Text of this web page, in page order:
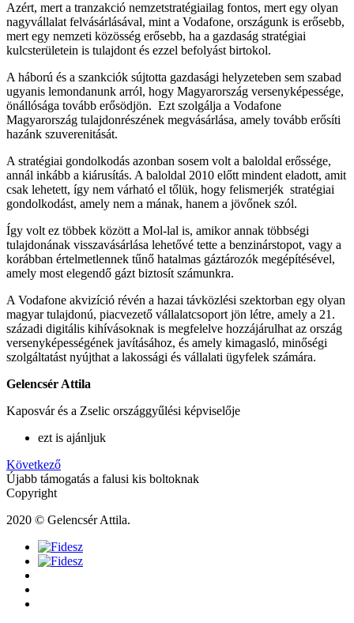
Azért, mert a tranzakció nemzetstratégiailag fontos, mert egy olyan
nagyvállalat felvásárlásával, mint a Vodafone, országunk is erősebb,
mert egy nemzeti közösség erősebb, ha a gazdaság stratégiai
kulcsterületein is tulajdont és ezzel befolyást birtokol.
A háború és a szankciók sújtotta gazdasági helyzeteben sem szabad
ugyanis lemondanunk arról, hogy Magyarország versenyképessége,
önállósága tovább erősödjön. Ezt szolgálja a Vodafone
Magyarország tulajdonrészének megvásárlása, amely tovább erősíti
hazánk szuverenitását.
A stratégiai gondolkodás azonban sosem volt a baloldal erőssége,
annál inkább a kiárusítás. A baloldal 2010 előtt mindent eladott, amit
csak lehetett, így nem várható el tőlük, hogy felismerjék stratégiai
gondolkodást, amely nem a mának, hanem a jövőnek szól.
Így volt ez többek között a Mol-lal is, amikor annak többségi
tulajdonának visszavásárlása lehetővé tette a benzinárstopot, vagy a
korábban értelmetlennek tűnő hatalmas gáztározók megépítésével,
amely most elegendő gázt biztosít számunkra.
A Vodafone akvizíció révén a hazai távközlési szektorban egy olyan
magyar tulajdonú, piacvezető vállalatcsoport jön létre, amely a 21.
századi digitális kihívásoknak is megfelelve hozzájárulhat az ország
versenyképességének javításához, és amely kimagasló, minőségi
szolgáltatást nyújthat a lakossági és vállalati ügyfelek számára.
Gelencsér Attila
Kaposvár és a Zselic országgyűlési képviselője
ezt is ajánljuk
Következő
Újabb támogatás a falusi kis boltoknak
Copyright
2020 © Gelencsér Attila.